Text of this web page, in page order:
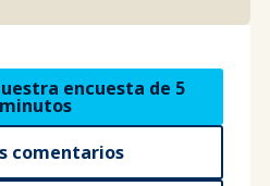
encuesta de 5
minutos
comentarios